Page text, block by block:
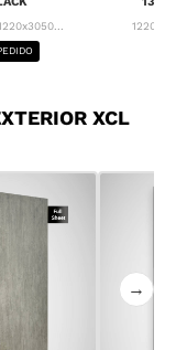
XCL
→